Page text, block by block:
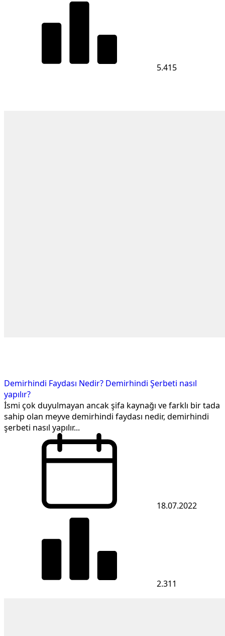
5.415
Demirhindi Faydası Nedir? Demirhindi Şerbeti nasıl
yapılır?
İsmi çok duyulmayan ancak şifa kaynağı ve farklı bir tada
sahip olan meyve demirhindi faydası nedir, demirhindi
şerbeti nasıl yapılır...
18.07.2022
2.311